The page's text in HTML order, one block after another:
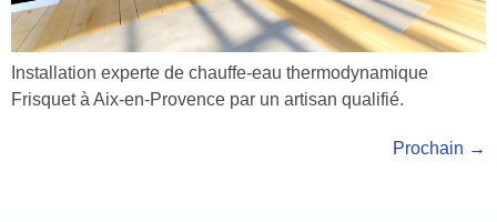
Installation experte de chauffe-eau thermodynamique
Frisquet à Aix-en-Provence par un artisan qualifié.
Prochain →